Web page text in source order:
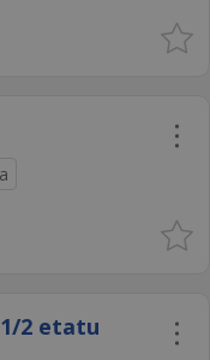
2 etatu